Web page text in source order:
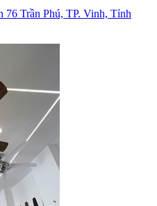
76 Trần Phú, TP. Vinh, Tỉnh